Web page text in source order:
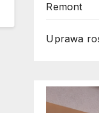
Remont
Uprawa